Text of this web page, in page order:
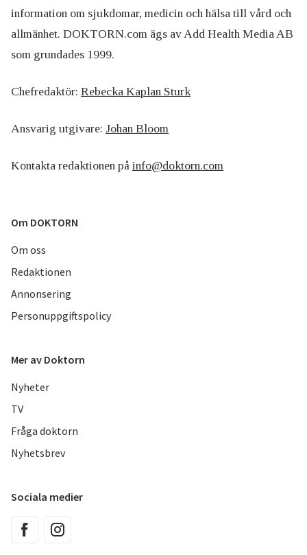
information om sjukdomar, medicin och hälsa till vård och
allmänhet. DOKTORN.com ägs av Add Health Media AB
som grundades 1999.
Chefredaktör: Rebecka Kaplan Sturk
Ansvarig utgivare: Johan Bloom
Kontakta redaktionen på info@doktorn.com
Om DOKTORN
Om oss
Redaktionen
Annonsering
Personuppgiftspolicy
Mer av Doktorn
Nyheter
TV
Fråga doktorn
Nyhetsbrev
Sociala medier